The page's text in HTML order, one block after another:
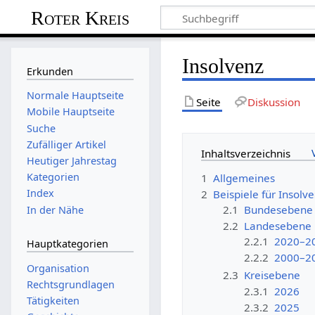
Roter Kreis
Insolvenz
Seite Diskussion
Inhaltsverzeichnis
1 Allgemeines
2 Beispiele für
2.1 Bundesebene
2.2 Landesebene
2.2.1
2.2.2
2.3 Kreisebene
2.3.1 2026
2.3.2 2025
Erkunden
Normale Hauptseite
Mobile Hauptseite
Suche
Zufälliger Artikel
Heutiger Jahrestag
Kategorien
Index
In der Nähe
Hauptkategorien
Organisation
Rechtsgrundlagen
Tätigkeiten